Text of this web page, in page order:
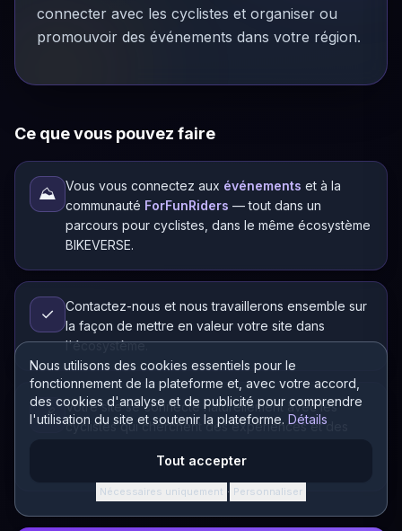
Nous utilisons des cookies essentiels pour le
fonctionnement de la plateforme et, avec votre accord,
des cookies d'analyse et de publicité pour comprendre
l'utilisation du site et soutenir la plateforme. Détails
Tout accepter
Nécessaires uniquement · Personnaliser
connecter avec les cyclistes et organiser ou
promouvoir des événements dans votre région.
Ce que vous pouvez faire
⛰️ Vous vous connectez aux événements et à la
communauté ForFunRiders — tout dans un
parcours pour cyclistes, dans le même écosystème
BIKEVERSE.
✓
Contactez-nous et nous travaillerons ensemble sur
la façon de mettre en valeur votre site dans
l'écosystème.
🔗
Votre site se connecte naturellement avec les
cyclistes qui cherchent des expériences et des